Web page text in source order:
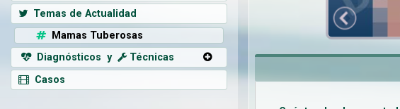
Temas de Actualidad
Mamas Tuberosas
Diagnósticos y
Técnicas
Casos